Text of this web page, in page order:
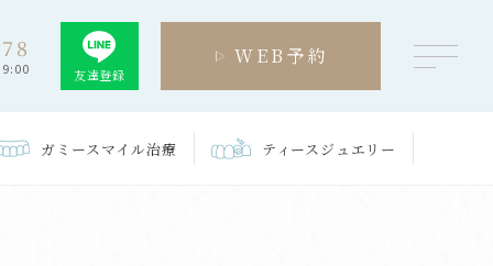
友達登録
WEB予約
ガミースマイル治療 ティース ジュエリー